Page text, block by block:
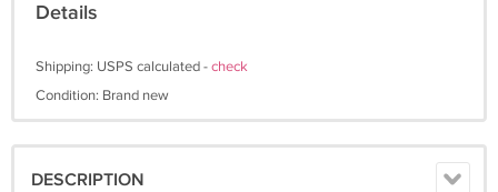
Details
Shipping: USPS calculated -check
Condition: Brand new
DESCRIPTION